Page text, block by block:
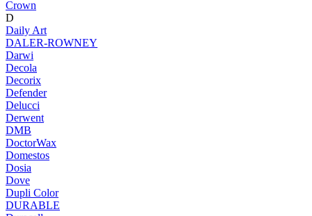
Crown
D
Daily Art
DALER-ROWNEY
Darwi
Decola
Decorix
Defender
Delucci
Derwent
DMB
DoctorWax
Domestos
Dosia
Dove
Dupli Color
DURABLE